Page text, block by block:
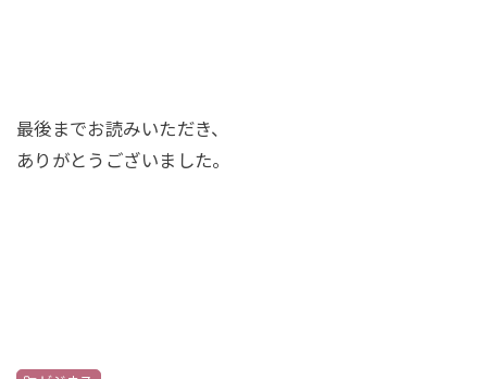
最後までお読みいただき、
ありがとうございました。